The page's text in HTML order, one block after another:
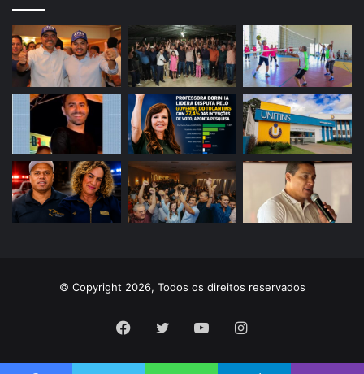
© Copyright 2026, Todos os direitos reservados
Facebook
Twitter YouTubeInstagram